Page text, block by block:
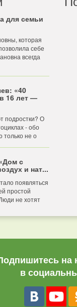
для семьи
которая
себе
всегда
«40
16 лет —
подростки? О
- обо
только не о
с
и нат...
появляться
простой
не хотят
на
в